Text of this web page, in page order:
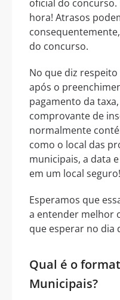
oficial do
hora! Atrasos
do concurso.
No que diz
após o
pagamento da
comprovante de
normalmente
como o local das
municipais, a data
em um local seguro!
Esperamos que
a entender melhor
que esperar no dia
Qual é o
Municipais?